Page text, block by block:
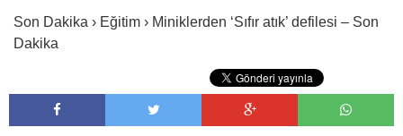
Son Dakika › Eğitim › Miniklerden ‘Sıfır atık’ defilesi – Son
Dakika